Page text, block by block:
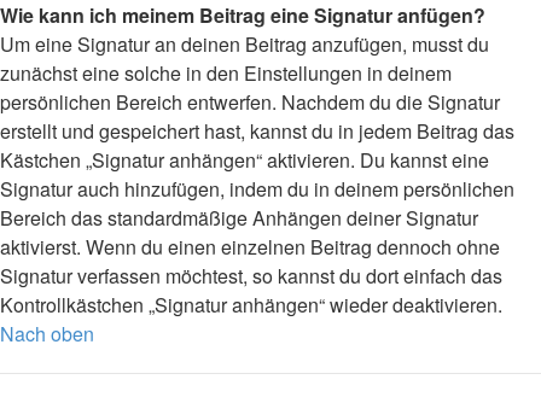
Wie kann ich meinem Beitrag eine Signatur anfügen?
Um eine Signatur an deinen Beitrag anzufügen, musst du
zunächst eine solche in den Einstellungen in deinem
persönlichen Bereich entwerfen. Nachdem du die Signatur
erstellt und gespeichert hast, kannst du in jedem Beitrag das
Kästchen „Signatur anhängen“ aktivieren. Du kannst eine
Signatur auch hinzufügen, indem du in deinem persönlichen
Bereich das standardmäßige Anhängen deiner Signatur
aktivierst. Wenn du einen einzelnen Beitrag dennoch ohne
Signatur verfassen möchtest, so kannst du dort einfach das
Kontrollkästchen „Signatur anhängen“ wieder deaktivieren.
Nach oben